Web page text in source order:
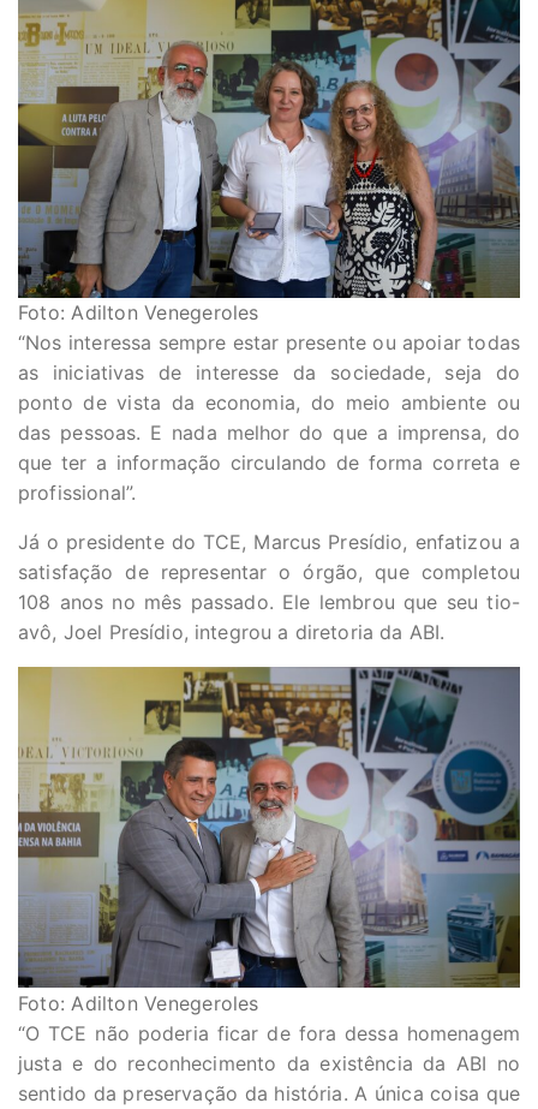
Foto: Adilton Venegeroles
“Nos interessa sempre estar presente ou apoiar todas
as iniciativas de interesse da sociedade, seja do
ponto de vista da economia, do meio ambiente ou
das pessoas. E nada melhor do que a imprensa, do
que ter a informação circulando de forma correta e
profissional”.
Já o presidente do TCE, Marcus Presídio, enfatizou a
satisfação de representar o órgão, que completou
108 anos no mês passado. Ele lembrou que seu tio-
avô, Joel Presídio, integrou a diretoria da ABI.
Foto: Adilton Venegeroles
“O TCE não poderia ficar de fora dessa homenagem
justa e do reconhecimento da existência da ABI no
sentido da preservação da história. A única coisa que